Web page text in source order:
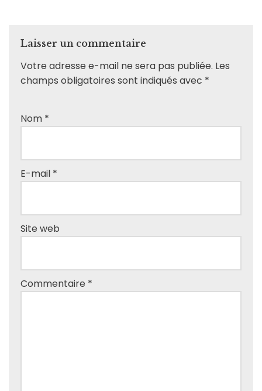
Laisser un commentaire
Votre adresse e-mail ne sera pas publiée. Les
champs obligatoires sont indiqués avec *
Nom *
E-mail *
Site web
Commentaire *